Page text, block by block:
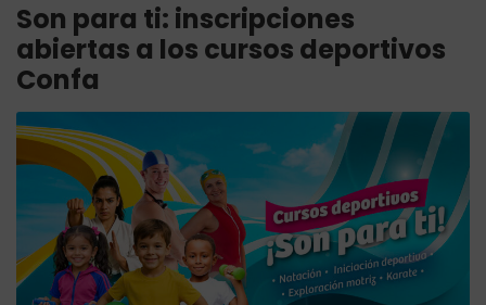
Son para ti: inscripciones
abiertas a los cursos deportivos
Confa